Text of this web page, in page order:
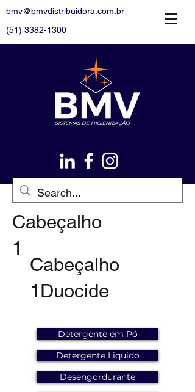
bmv@bmvdistribuidora.com.br
(51) 3382-1300
Cabeçalho
1
Cabeçalho
1Duocide
Detergente em Pó
Detergente Liquido
Desengordurante